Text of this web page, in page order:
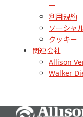
ー
利用規約
ソーシャ
クッキー
関連会社
Allison
Walker
Go Home